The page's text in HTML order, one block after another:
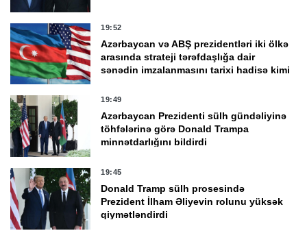
19:52
Azərbaycan və ABŞ prezidentləri iki ölkə
arasında strateji tərəfdaşlığa dair
sənədin imzalanmasını tarixi hadisə kimi
19:49
Azərbaycan Prezidenti sülh gündəliyinə
töhfələrinə görə Donald Trampa
minnətdarlığını bildirdi
19:45
Donald Tramp sülh prosesində
Prezident İlham Əliyevin rolunu yüksək
qiymətləndirdi